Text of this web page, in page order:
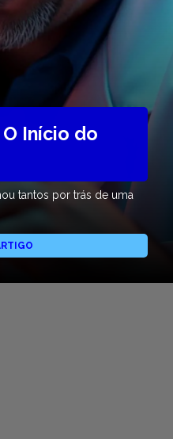
Início do
tantos por trás de uma